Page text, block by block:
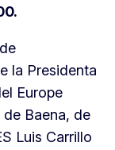
la Presidenta
Europe
Baena, de
Luis Carrillo